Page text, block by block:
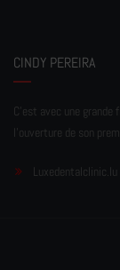
CINDY PEREIRA
C'est avec une
l'ouverture de son
Luxedentalclinic.lu